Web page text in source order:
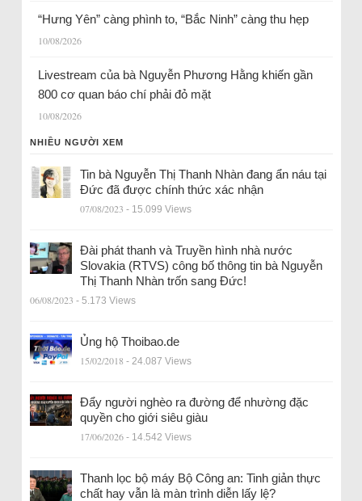
“Hưng Yên” càng phình to, “Bắc Ninh” càng thu hẹp
10/08/2026
Livestream của bà Nguyễn Phương Hằng khiến gần
800 cơ quan báo chí phải đỏ mặt
10/08/2026
NHIỀU NGƯỜI XEM
Tin bà Nguyễn Thị Thanh Nhàn đang ẩn náu tại
Đức đã được chính thức xác nhận
07/08/2023 - 15.099 Views
Đài phát thanh và Truyền hình nhà nước
Slovakia (RTVS) công bố thông tin bà Nguyễn
Thị Thanh Nhàn trốn sang Đức!
06/08/2023 - 5.173 Views
Ủng hộ Thoibao.de
15/02/2018 - 24.087 Views
Đẩy người nghèo ra đường để nhường đặc
quyền cho giới siêu giàu
17/06/2026 - 14.542 Views
Thanh lọc bộ máy Bộ Công an: Tinh giản thực
chất hay vẫn là màn trình diễn lấy lệ?